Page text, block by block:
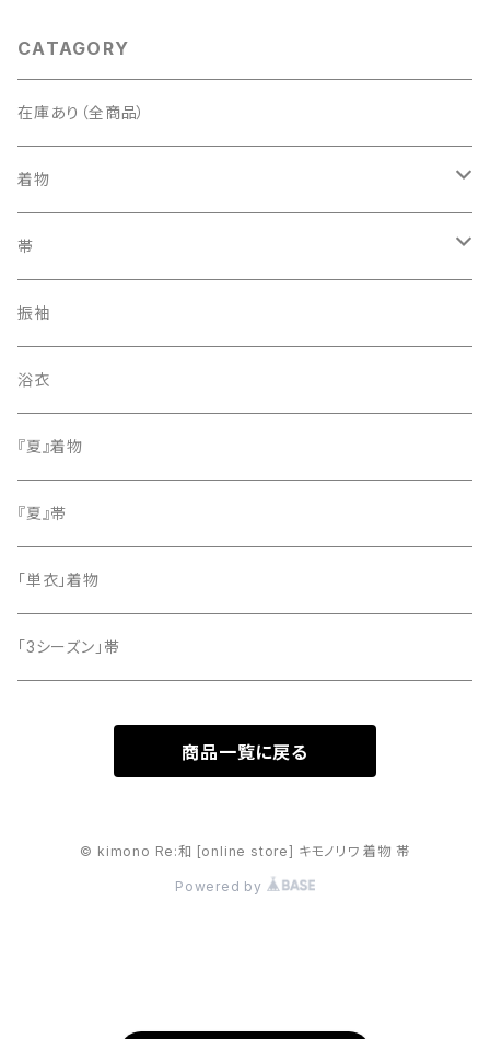
CATAGORY
在庫あり（全商品）
着物
訪問着・付下げ
紬
色無地
小紋
留袖
帯
袋帯
名古屋帯
振袖
浴衣
『夏』着物
『夏』帯
「単衣」着物
「3シーズン」帯
商品一覧に戻る
© kimono Re:和 [online store] キモノリワ 着物 帯
Powered by